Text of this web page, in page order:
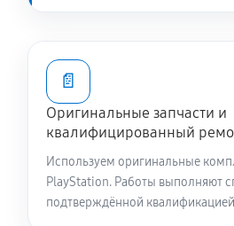
📄
Оригинальные запчасти и
квалифицированный
Используем оригинальные
PlayStation. Работы выполняют
подтверждённой